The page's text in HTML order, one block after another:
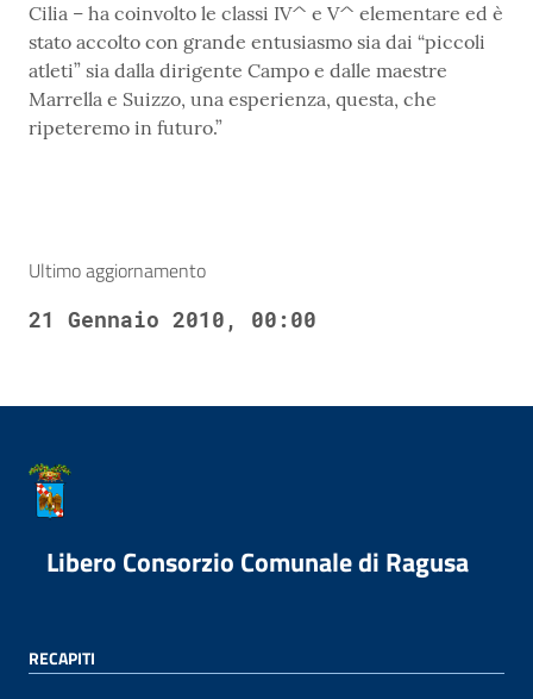
Cilia – ha coinvolto le classi IV^ e V^ elementare ed è
stato accolto con grande entusiasmo sia dai “piccoli
atleti” sia dalla dirigente Campo e dalle maestre
Marrella e Suizzo, una esperienza, questa, che
ripeteremo in futuro.”
Ultimo aggiornamento
21 Gennaio 2010, 00:00
Libero Consorzio Comunale di Ragusa
RECAPITI